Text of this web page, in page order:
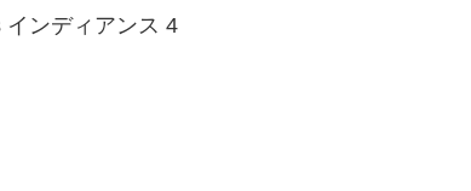
ンディアンス 4